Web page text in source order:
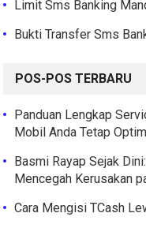
Limit Sms Banking
Bukti Transfer Sms
POS-POS TERBARU
Panduan Lengkap
Mobil Anda Tetap
Basmi Rayap Sejak
Mencegah Kerusakan
Cara Mengisi TCash